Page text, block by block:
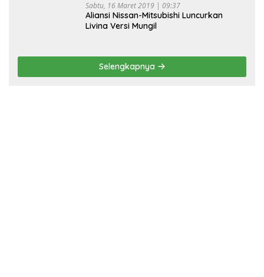
Sabtu, 16 Maret 2019 | 09:37
Aliansi Nissan-Mitsubishi Luncurkan
Livina Versi Mungil
Selengkapnya